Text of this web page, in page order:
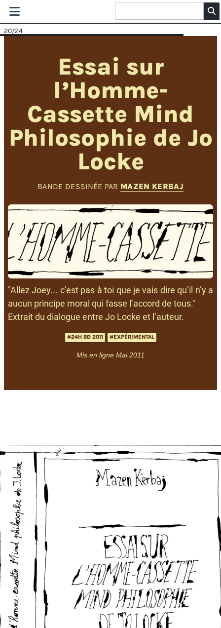
20/24
Essai sur
l’Homme-
Cassette Mind
Philosophie de Jo
Locke
BANDE DESSINÉE PAR MAZEN KERBAJ
"Allez Joey... c’est pas à toi que je vais dire qu’il n’y a
aucun principe moral qui fasse l’accord de tous."
Extrait du dialogue entre Jo Locke et l’auteur.
#24H BD 2011 #EXPÉRIMENTAL
Mis en ligne Mai 2011